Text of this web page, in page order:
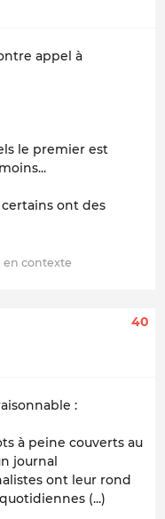
appel à
le premier est
ont des
40
:
à peine couverts au
journal
ont leur rond
(...)